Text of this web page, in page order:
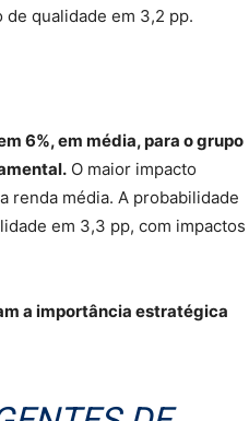
qualidade em 3,2 pp.
6%, em média, para o grupo
O maior impacto
renda média. A probabilidade
em 3,3 pp, com impactos
a importância estratégica